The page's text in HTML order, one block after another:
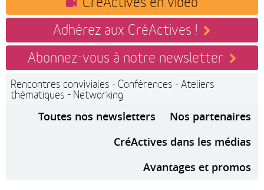
Adhérez aux CréActives !
Abonnez-vous à notre newsletter
Rencontres conviviales - Conférences - Ateliers
thématiques - Networking
Toutes nos newsletters
Nos partenaires
CréActives dans les médias
Avantages et promos